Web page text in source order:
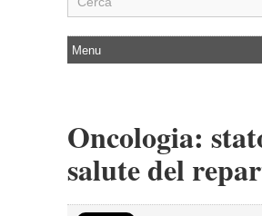
Oncologia:
salute del